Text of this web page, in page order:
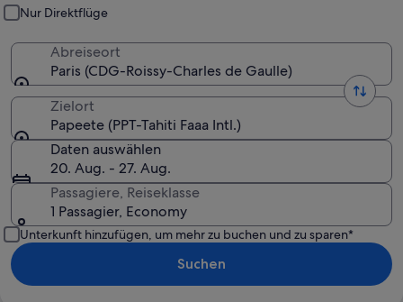
Fenster
geöffnet
Nur Direktflüge
Abreiseort
Paris (CDG-Roissy-Charles de Gaulle)
Zielort
Papeete (PPT-Tahiti Faaa Intl.)
Daten auswählen
20. Aug. - 27. Aug.
Passagiere, Reiseklasse
1 Passagier, Economy
Unterkunft hinzufügen, um mehr zu buchen und zu sparen*
Suchen